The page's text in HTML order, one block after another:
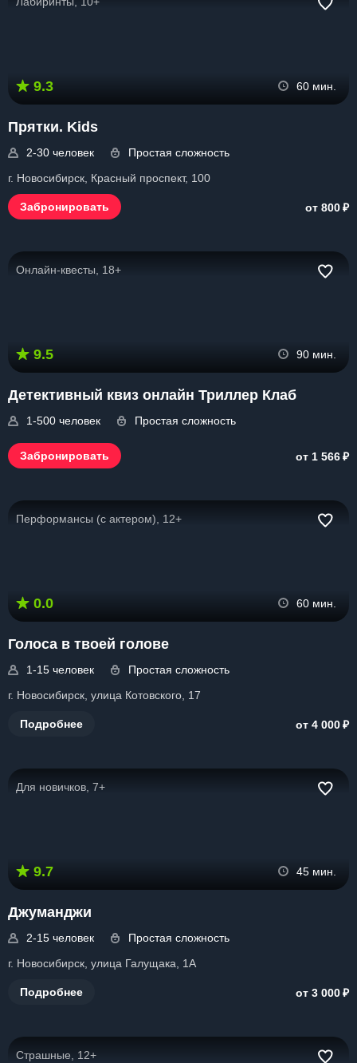
9.3 60 мин.
Прятки. Kids
2-30 человек
Простая сложность
г. Новосибирск, Красный проспект, 100
Забронировать от 800₽
Онлайн-квесты, 18+
9.5 90 мин.
Детективный квиз онлайн Триллер Клаб
1-500 человек Простая сложность
Забронировать от 1 566₽
Перформансы (с актером), 12+
0.0 60 мин.
Голоса в твоей голове
1-15 человек
Простая сложность
г. Новосибирск, улица Котовского, 17
Подробнее от 4 000₽
Для новичков, 7+
9.7 45 мин.
Джуманджи
2-15 человек
Простая сложность
г. Новосибирск, улица Галущака, 1А
Подробнее от 3 000₽
Страшные, 12+